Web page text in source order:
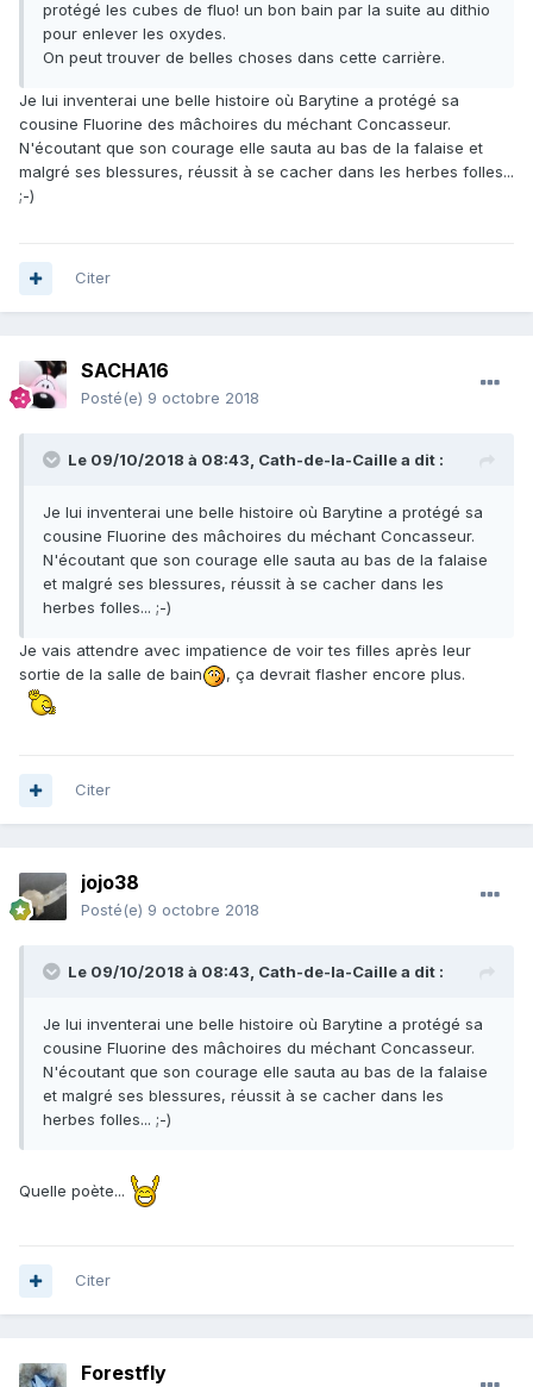
protégé les cubes de fluo! un bon bain par la suite au dithio
pour enlever les oxydes.
On peut trouver de belles choses dans cette carrière.
Je lui inventerai une belle histoire où Barytine a protégé sa
cousine Fluorine des mâchoires du méchant Concasseur.
N'écoutant que son courage elle sauta au bas de la falaise et
malgré ses blessures, réussit à se cacher dans les herbes folles...
;-)
Citer
SACHA16
Posté(e) 9 octobre 2018
Le 09/10/2018 à 08:43, Cath-de-la-Caillea dit :
Je lui inventerai une belle histoire où Barytine a protégé sa
cousine Fluorine des mâchoires du méchant Concasseur.
N'écoutant que son courage elle sauta au bas de la falaise
et malgré ses blessures, réussit à se cacher dans les
herbes folles... ;-)
Je vais attendre avec impatience de voir tes filles après leur
sortie de la salle de bain
, ça devrait flasher encore plus.
Citer
jojo38
Posté(e) 9 octobre 2018
Le 09/10/2018 à 08:43, Cath-de-la-Caillea dit :
Je lui inventerai une belle histoire où Barytine a protégé sa
cousine Fluorine des mâchoires du méchant Concasseur.
N'écoutant que son courage elle sauta au bas de la falaise
et malgré ses blessures, réussit à se cacher dans les
herbes folles... ;-)
Quelle poète...
Citer
Forestfly